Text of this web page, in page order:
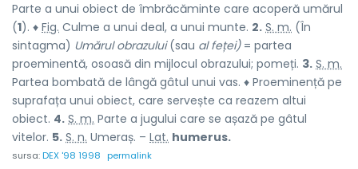
Parte a unui obiect de îmbrăcăminte care acoperă umărul
(1). ♦ Fig. Culme a unui deal, a unui munte. 2. S. m. (În
sintagma) Umărul obrazului(sau al feței)= partea
proeminentă, osoasă din mijlocul obrazului; pomeți. 3. S. m.
Partea bombată de lângă gâtul unui vas. ♦ Proeminență pe
suprafața unui obiect, care servește ca reazem altui
obiect. 4. S. m. Parte a jugului care se așază pe gâtul
vitelor. 5. S. n. Umeraș. – Lat. humerus.
sursa:DEX '98 1998 permalink